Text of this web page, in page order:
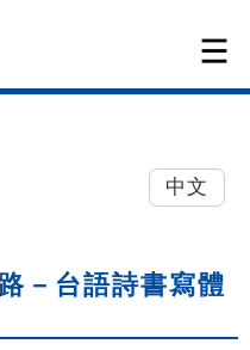
中文
－台語詩書寫體